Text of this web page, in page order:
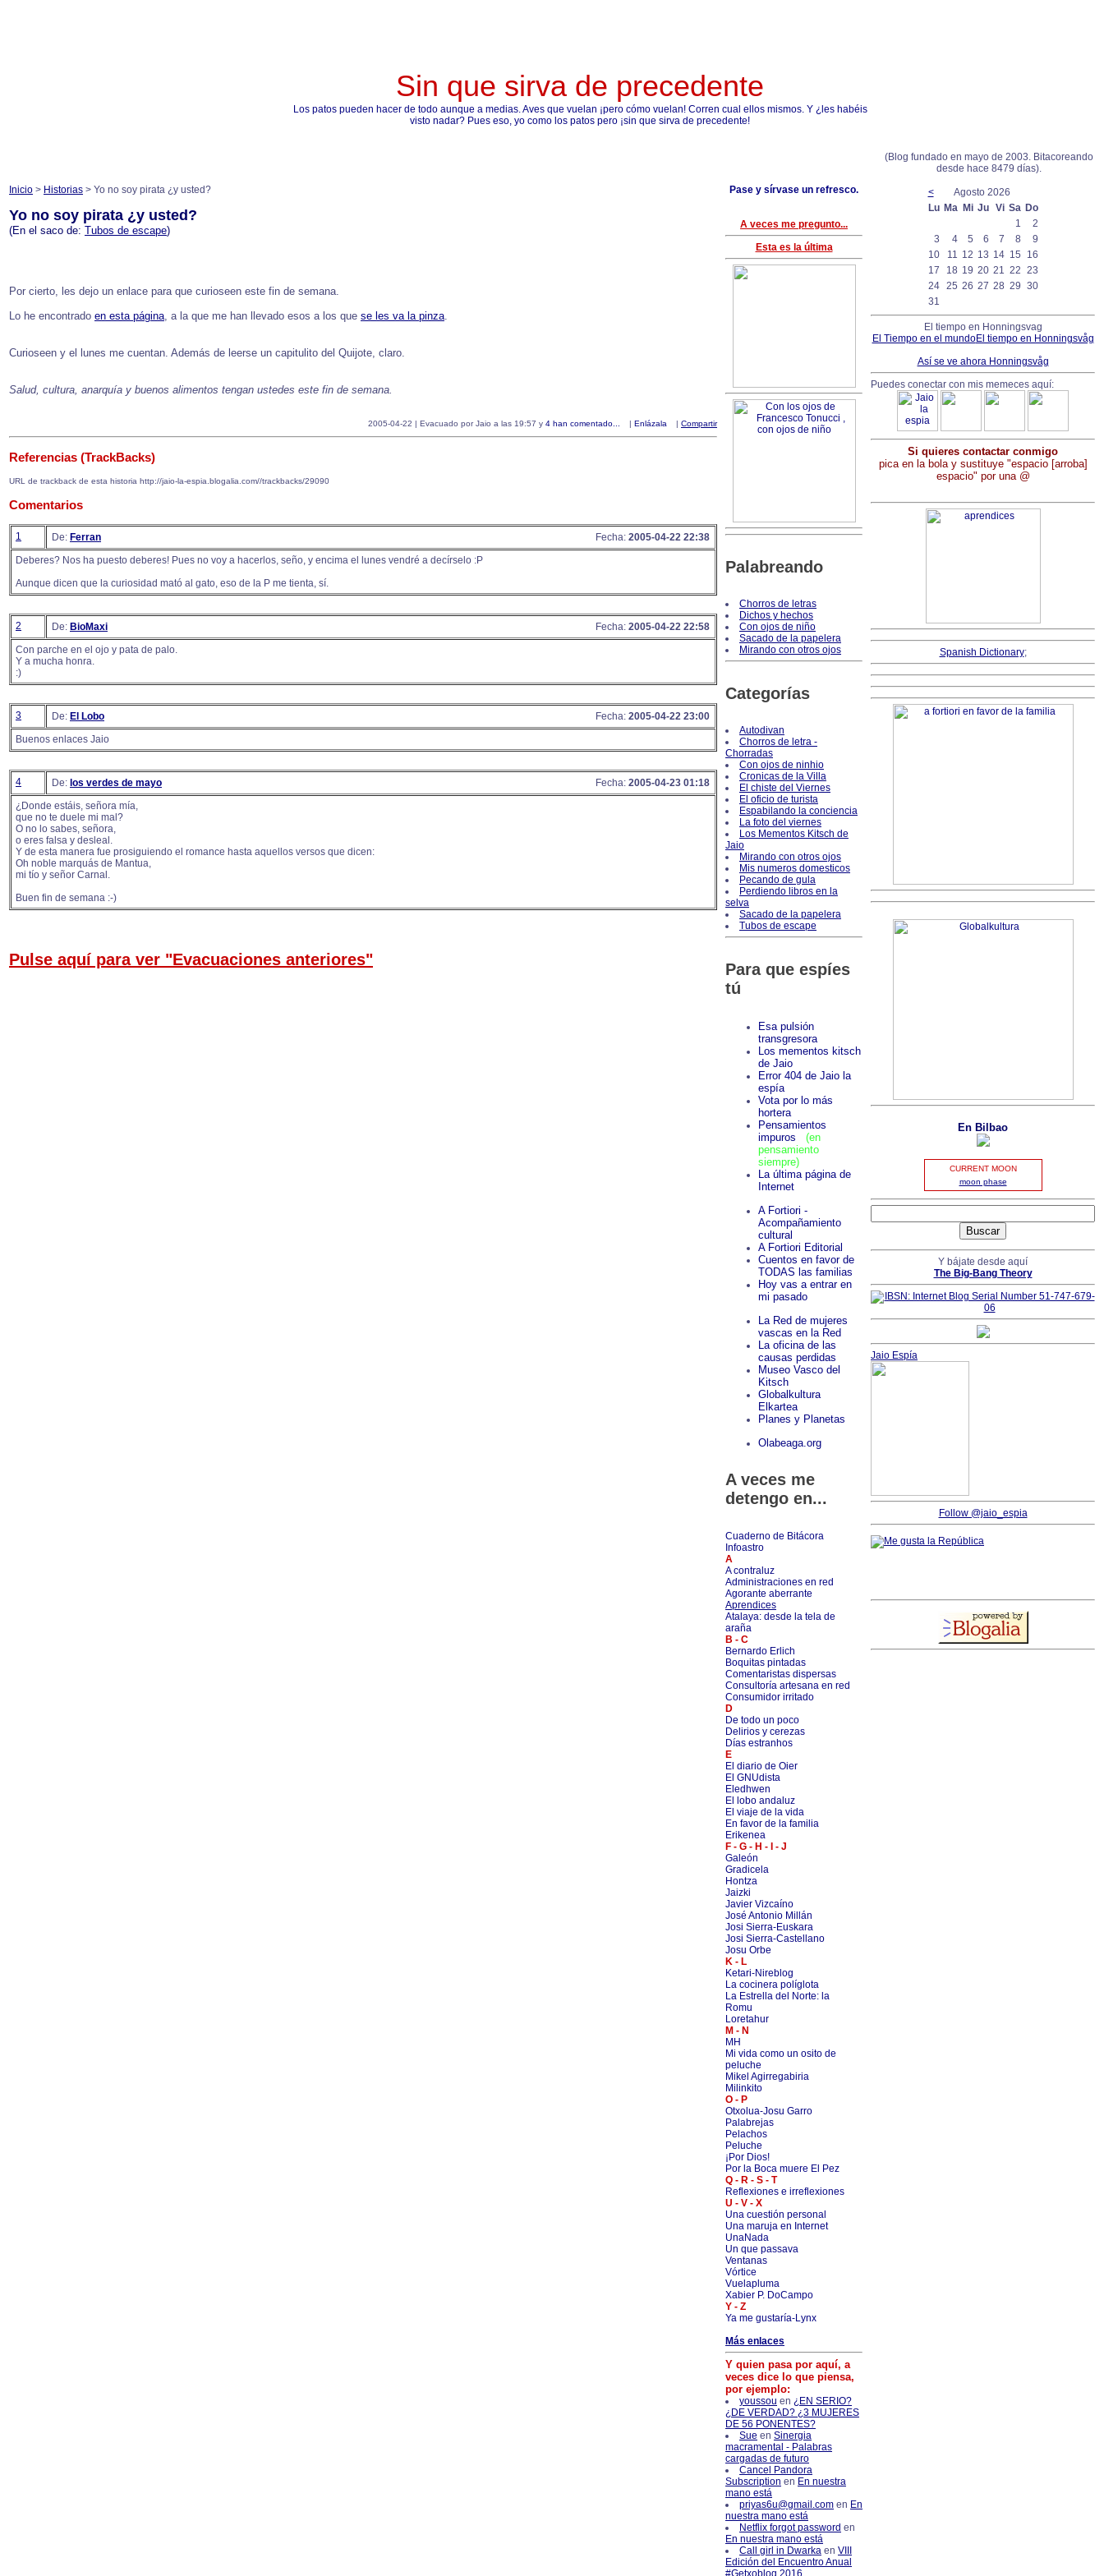
Sin que sirva de precedente
Los patos pueden hacer de todo aunque a medias. Aves que vuelan ¡pero cómo vuelan! Corren cual ellos mismos. Y ¿les habéis
visto nadar? Pues eso, yo como los patos pero ¡sin que sirva de precedente!
(Blog fundado en mayo de 2003. Bitacoreando
desde hace 8479 días).
Inicio > Historias > Yo no soy pirata ¿y usted?
Yo no soy pirata ¿y usted?
(En el saco de: Tubos de escape)
Por cierto, les dejo un enlace para que curioseen este fin de semana.
Lo he encontrado en esta página, a la que me han llevado esos a los que se les va la pinza.
Curioseen y el lunes me cuentan. Además de leerse un capitulito del Quijote, claro.
Salud, cultura, anarquía y buenos alimentos tengan ustedes este fin de semana.
2005-04-22 | Evacuado por Jaio a las 19:57 y 4 han comentado... | Enlázala | Compartir
Referencias (TrackBacks)
URL de trackback de esta historia http://jaio-la-espia.blogalia.com//trackbacks/29090
Comentarios
1 De: Ferran Fecha: 2005-04-22 22:38
Deberes? Nos ha puesto deberes! Pues no voy a hacerlos, seño, y encima el lunes vendré a decírselo :P
Aunque dicen que la curiosidad mató al gato, eso de la P me tienta, sí.
2 De: BioMaxi Fecha: 2005-04-22 22:58
Con parche en el ojo y pata de palo.
Y a mucha honra.
:)
3 De: El Lobo Fecha: 2005-04-22 23:00
Buenos enlaces Jaio
4 De: los verdes de mayo Fecha: 2005-04-23 01:18
¿Donde estáis, señora mía,
que no te duele mi mal?
O no lo sabes, señora,
o eres falsa y desleal.
Y de esta manera fue prosiguiendo el romance hasta aquellos versos que dicen:
Oh noble marquás de Mantua,
mi tío y señor Carnal.
Buen fin de semana :-)
Pulse aquí para ver "Evacuaciones anteriores"
Pase y sírvase un refresco.
A veces me pregunto...
Esta es la última
Palabreando
Chorros de letras
Dichos y hechos
Con ojos de niño
Sacado de la papelera
Mirando con otros ojos
Categorías
Autodivan
Chorros de letra -
Chorradas
Con ojos de ninhio
Cronicas de la Villa
El chiste del Viernes
El oficio de turista
Espabilando la conciencia
La foto del viernes
Los Mementos Kitsch de
Jaio
Mirando con otros ojos
Mis numeros domesticos
Pecando de gula
Perdiendo libros en la
selva
Sacado de la papelera
Tubos de escape
Para que espíes
tú
Esa pulsión
transgresora
Los mementos kitsch
de Jaio
Error 404 de Jaio la
espía
Vota por lo más
hortera
Pensamientos
impuros
(en
pensamiento
siempre)
La última página de
Internet
A Fortiori -
Acompañamiento
cultural
A Fortiori Editorial
Cuentos en favor de
TODAS las familias
Hoy vas a entrar en
mi pasado
La Red de mujeres
vascas en la Red
La oficina de las
causas perdidas
Museo Vasco del
Kitsch
Globalkultura
Elkartea
Planes y Planetas
Olabeaga.org
A veces me
detengo en...
Cuaderno de Bitácora
Infoastro
A
A contraluz
Administraciones en red
Agorante aberrante
Aprendices
Atalaya: desde la tela de
araña
B - C
Bernardo Erlich
Boquitas pintadas
Comentaristas dispersas
Consultoría artesana en red
Consumidor irritado
D
De todo un poco
Delirios y cerezas
Días estranhos
E
El diario de Oier
El GNUdista
Eledhwen
El lobo andaluz
El viaje de la vida
En favor de la familia
Erikenea
F - G - H - I - J
Galeón
Gradicela
Hontza
Jaizki
Javier Vizcaíno
José Antonio Millán
Josi Sierra-Euskara
Josi Sierra-Castellano
Josu Orbe
K - L
Ketari-Nireblog
La cocinera políglota
La Estrella del Norte: la
Romu
Loretahur
M - N
MH
Mi vida como un osito de
peluche
Mikel Agirregabiria
Milinkito
O - P
Otxolua-Josu Garro
Palabrejas
Pelachos
Peluche
¡Por Dios!
Por la Boca muere El Pez
Q - R - S - T
Reflexiones e irreflexiones
U - V - X
Una cuestión personal
Una maruja en Internet
UnaNada
Un que passava
Ventanas
Vórtice
Vuelapluma
Xabier P. DoCampo
Y - Z
Ya me gustaría-Lynx
Más enlaces
Y quien pasa por aquí, a
veces dice lo que piensa,
por ejemplo:
youssou en ¿EN SERIO?
¿DE VERDAD? ¿3 MUJERES
DE 56 PONENTES?
Sue en Sinergia
macramental - Palabras
cargadas de futuro
Cancel Pandora
Subscription en En nuestra
mano está
priyas6u@gmail.com en En
nuestra mano está
Netflix forgot password en
En nuestra mano está
Call girl in Dwarka en VIII
Edición del Encuentro Anual
#Getxoblog 2016
<
Agosto 2026
Lu Ma Mi Ju Vi Sa Do
1
2
3
4 5 6 7 8
9
10
11 12 13 14 15
16
17
18 19 20 21 22 23
24
25 26 27 28 29 30
31
El tiempo en Honningsvag
El Tiempo en el mundoEl tiempo en Honningsvåg
Así se ve ahora Honningsvåg
Puedes conectar con mis memeces aquí:
Si quieres contactar conmigo
pica en la bola y sustituye "espacio [arroba]
espacio" por una @
Spanish Dictionary;
En Bilbao
CURRENT MOON
moon phase
Y bájate desde aquí
The Big-Bang Theory
Jaio Espía
Follow @jaio_espia